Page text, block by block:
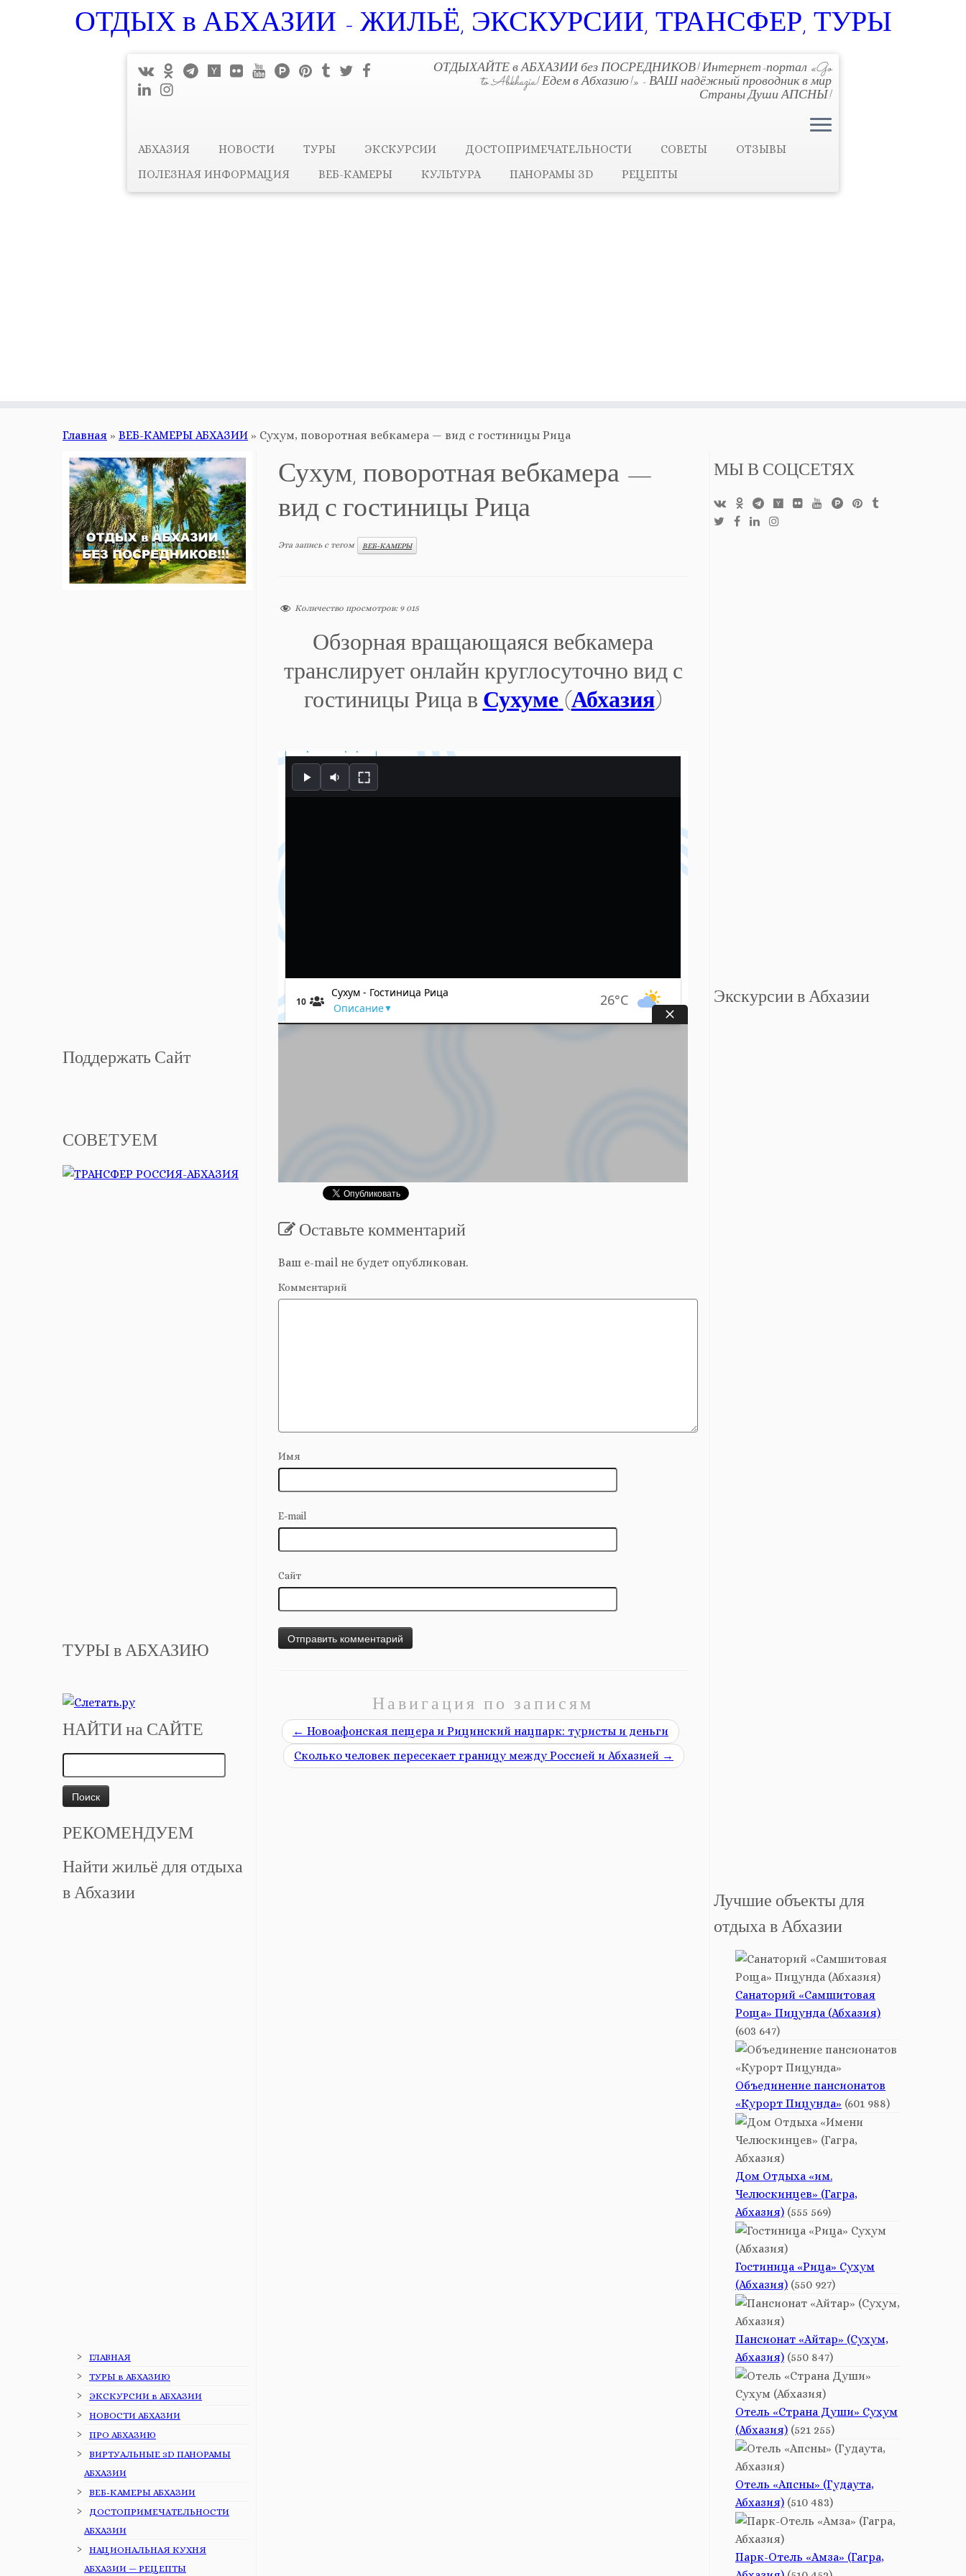
ОТДЫХ в АБХАЗИИ - ЖИЛЬЁ, ЭКСКУРСИИ, ТРАНСФЕР, ТУРЫ
ОТДЫХАЙТЕ в АБХАЗИИ без ПОСРЕДНИКОВ! Интернет-портал «Go
to Abkhazia! Едем в Абхазию!» - ВАШ надёжный проводник в мир
Страны Души АПСНЫ!
АБХАЗИЯ НОВОСТИ ТУРЫ ЭКСКУРСИИ ДОСТОПРИМЕЧАТЕЛЬНОСТИ СОВЕТЫ
ОТЗЫВЫ
ПОЛЕЗНАЯ ИНФОРМАЦИЯ
ВЕБ-КАМЕРЫ КУЛЬТУРА ПАНОРАМЫ ЗD РЕЦЕПТЫ
Главная » ВЕБ-КАМЕРЫ АБХАЗИИ » Сухум, поворотная вебкамера — вид с гостиницы Рица
Поддержать Сайт
СОВЕТУЕМ
ТУРЫ в АБХАЗИЮ
НАЙТИ на САЙТЕ
РЕКОМЕНДУЕМ
Найти жильё для отдыха
в Абхазии
ГЛАВНАЯ
ТУРЫ в АБХАЗИЮ
ЭКСКУРСИИ в АБХАЗИИ
НОВОСТИ АБХАЗИИ
ПРО АБХАЗИЮ
ВИРТУАЛЬНЫЕ 3D ПАНОРАМЫ
АБХАЗИИ
ВЕБ-КАМЕРЫ АБХАЗИИ
ДОСТОПРИМЕЧАТЕЛЬНОСТИ
АБХАЗИИ
НАЦИОНАЛЬНАЯ КУХНЯ
АБХАЗИИ — РЕЦЕПТЫ
Сухум, поворотная вебкамера —
вид с гостиницы Рица
Эта запись с тегом ВЕБ-КАМЕРЫ
Количество просмотров: 9 015
Обзорная вращающаяся вебкамера
транслирует онлайн круглосуточно вид с
гостиницы Рица вСухуме(Абхазия)
Оставьте комментарий
Ваш e-mail не будет опубликован.
Комментарий
Имя
E-mail
Сайт
Навигация по записям
← Новоафонская пещера и Рицинский нацпарк: туристы и деньги
Сколько человек пересекает границу между Россией и Абхазией →
МЫ В СОЦСЕТЯХ
Экскурсии в Абхазии
Лучшие объекты для
отдыха в Абхазии
Санаторий «Самшитовая
Роща» Пицунда (Абхазия)
(603 647)
Объединение пансионатов
«Курорт Пицунда» (601 988)
Дом Отдыха «им.
Челюскинцев» (Гагра,
Абхазия) (555 569)
Гостиница «Рица» Сухум
(Абхазия) (550 927)
Пансионат «Айтар» (Сухум,
Абхазия) (550 847)
Отель «Страна Души» Сухум
(Абхазия) (521 255)
Отель «Апсны» (Гудаута,
Абхазия) (510 483)
Парк-Отель «Амза» (Гагра,